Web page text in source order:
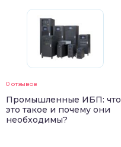
0 отзывов
Промышленные ИБП: что
это такое и почему они
необходимы?